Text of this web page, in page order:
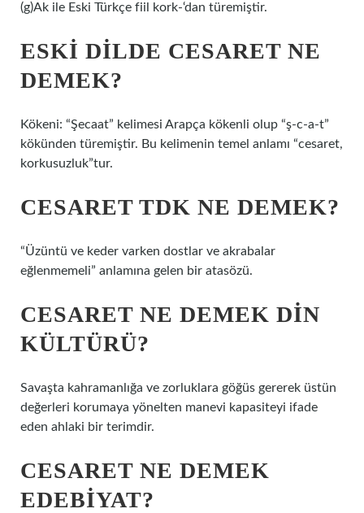
(g)Ak ile Eski Türkçe fiil kork-‘dan türemiştir.
ESKI DILDE CESARET NE
DEMEK?
Kökeni: “Şecaat” kelimesi Arapça kökenli olup “ş-c-a-t”
kökünden türemiştir. Bu kelimenin temel anlamı “cesaret,
korkusuzluk”tur.
CESARET TDK NE DEMEK?
“Üzüntü ve keder varken dostlar ve akrabalar
eğlenmemeli” anlamına gelen bir atasözü.
CESARET NE DEMEK DIN
KÜLTÜRÜ?
Savaşta kahramanlığa ve zorluklara göğüs gererek üstün
değerleri korumaya yönelten manevi kapasiteyi ifade
eden ahlaki bir terimdir.
CESARET NE DEMEK
EDEBIYAT?